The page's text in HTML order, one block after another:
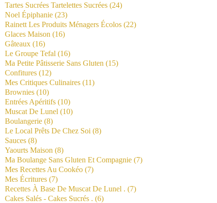
Tartes Sucrées Tartelettes Sucrées (24)
Noel Épiphanie (23)
Rainett Les Produits Ménagers Écolos (22)
Glaces Maison (16)
Gâteaux (16)
Le Groupe Tefal (16)
Ma Petite Pâtisserie Sans Gluten (15)
Confitures (12)
Mes Critiques Culinaires (11)
Brownies (10)
Entrées Apéritifs (10)
Muscat De Lunel (10)
Boulangerie (8)
Le Local Prêts De Chez Soi (8)
Sauces (8)
Yaourts Maison (8)
Ma Boulange Sans Gluten Et Compagnie (7)
Mes Recettes Au Cookéo (7)
Mes Écritures (7)
Recettes À Base De Muscat De Lunel . (7)
Cakes Salés - Cakes Sucrés . (6)